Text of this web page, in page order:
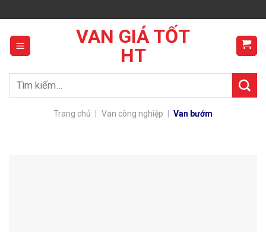
to
content
VAN GIÁ TỐT
HT
Tìm
Trang chủ Van công nghiệp Van bướm